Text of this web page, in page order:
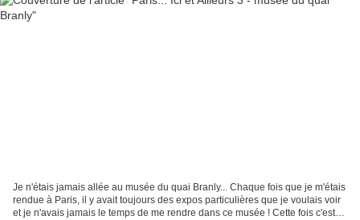
Je n'étais jamais allée au musée du quai Branly... Chaque fois que je m'étais
rendue à Paris, il y avait toujours des expos particulières que je voulais voir
et je n'avais jamais le temps de me rendre dans ce musée ! Cette fois c'est